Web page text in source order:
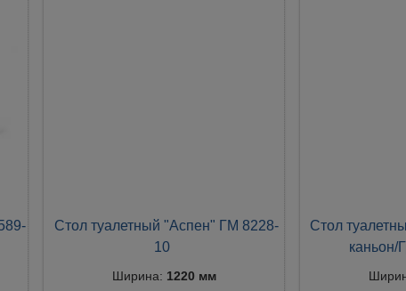
Стол туалетный "Аспен" ГМ 8228-
10
Ширина: 1220 мм
Стол
каньон/